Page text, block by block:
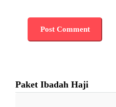
Paket Ibadah Haji